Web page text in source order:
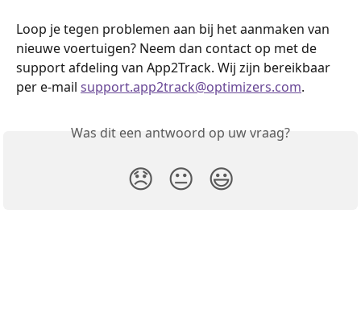
Loop je tegen problemen aan bij het aanmaken van
nieuwe voertuigen? Neem dan contact op met de
support afdeling van App2Track. Wij zijn bereikbaar
per e-mail support.app2track@optimizers.com.
Was dit een antwoord op uw vraag?
😞 😐 😃